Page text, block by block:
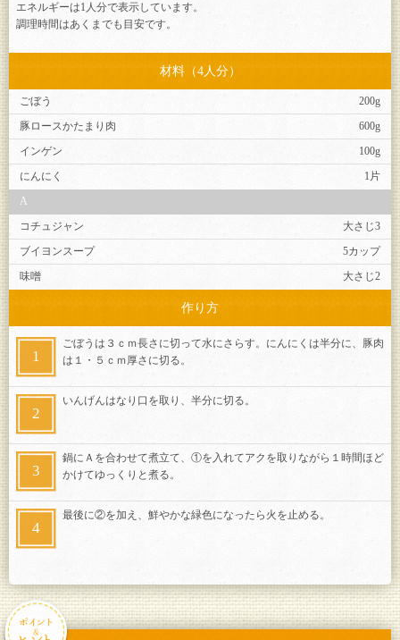
エネルギーは1人分で表示しています。
調理時間はあくまでも目安です。
材料（4人分）
ごぼう
200g
豚ロースかたまり肉
600g
インゲン
100g
にんにく
1片
A
コチュジャン
大さじ3
ブイヨンスープ
5カップ
味噌
大さじ2
作り方
ごぼうは３ｃｍ長さに切って水にさらす。にんにくは半分に、豚肉
は１・５ｃｍ厚さに切る。
いんげんはなり口を取り、半分に切る。
鍋にＡを合わせて煮立て、①を入れてアクを取りながら１時間ほど
かけてゆっくりと煮る。
最後に②を加え、鮮やかな緑色になったら火を止める。